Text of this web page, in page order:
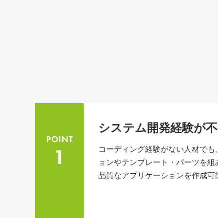
システム開発経験が
コーディング経験がない人材で
ョンやテンプレート・パーツを
品質なアプリケーションを作成可